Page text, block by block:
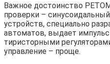
Важное достоинство
проверки –
устройств, специально
автоматов, выдает
тиристорными
управление – проще.